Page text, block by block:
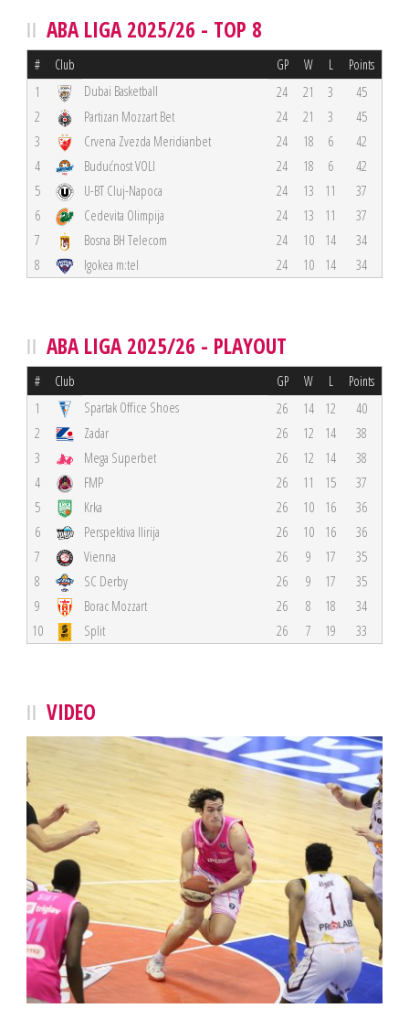
ABA LIGA 2025/26 - TOP 8
# Club GP W L Points
1 Dubai Basketball 24 21 3
45
2
Partizan Mozzart Bet 24 21 3
45
3
Crvena Zvezda Meridianbet 24 18 6
42
4
Budućnost VOLI 24 18 6
42
5
U-BT Cluj-Napoca 24 13 11
37
6
Cedevita Olimpija 24 13 11
37
7
Bosna BH Telecom 24 10 14
34
8
Igokea m:tel 24 10 14 34
ABA LIGA 2025/26 - PLAYOUT
# Club GP W L Points
1 Spartak Office Shoes 26 14 12
40
2
Zadar 26 12 14
38
3
Mega Superbet 26 12 14
38
4
FMP 26 11 15
37
5
Krka 26 10 16
36
6
Perspektiva Ilirija 26 10 16
36
7
Vienna 26 9 17
35
8
SC Derby 26 9 17
35
9
Borac Mozzart 26 8 18
34
10
Split 26 7 19 33
VIDEO